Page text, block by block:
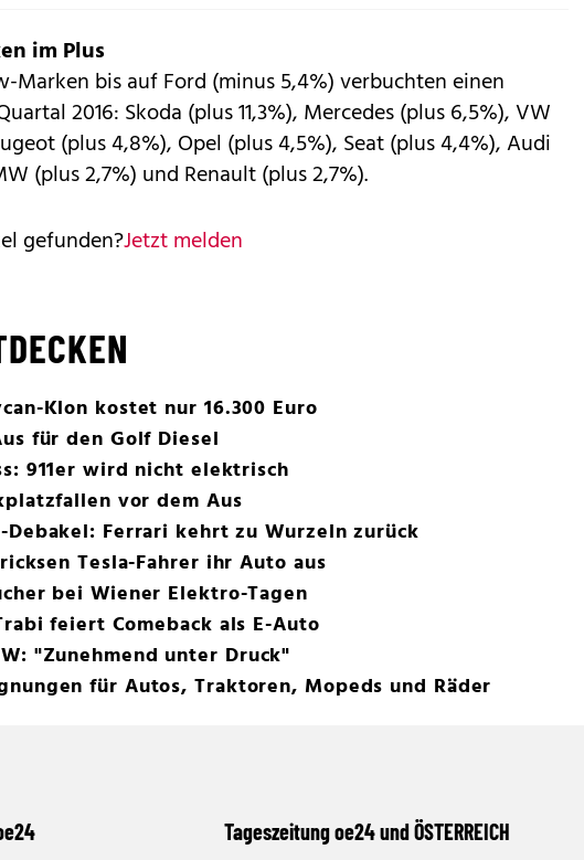
im Plus
Marken bis auf Ford (minus 5,4%) verbuchten einen
2016: Skoda (plus 11,3%), Mercedes (plus 6,5%), VW
(plus 4,8%), Opel (plus 4,5%), Seat (plus 4,4%), Audi
(plus 2,7%) und Renault (plus 2,7%).
gefunden?Jetzt melden
Klon kostet nur 16.300 Euro
für den Golf Diesel
911er wird nicht elektrisch
vor dem Aus
Debakel: Ferrari kehrt zu Wurzeln zurück
Tesla-Fahrer ihr Auto aus
bei Wiener Elektro-Tagen
feiert Comeback als E-Auto
"Zunehmend unter Druck"
für Autos, Traktoren, Mopeds und Räder
Tageszeitung oe24 und ÖSTERREICH